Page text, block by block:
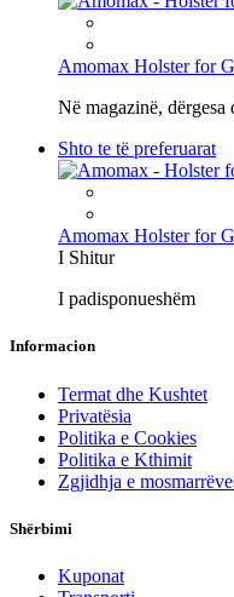
Amomax Holster for
Në magazinë, dërgesa
Shto te të preferuarat
Amomax Holster for
I Shitur
I padisponueshëm
Informacion
Termat dhe Kushtet
Privatësia
Politika e Cookies
Politika e Kthimit
Zgjidhja e
Shërbimi
Kuponat